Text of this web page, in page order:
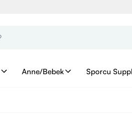
Anne/Bebek Sporcu